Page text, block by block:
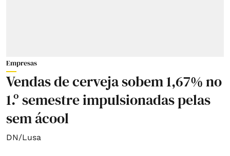
Empresas
Vendas de cerveja sobem 1,67% no
1.º semestre impulsionadas pelas
sem ácool
DN/Lusa